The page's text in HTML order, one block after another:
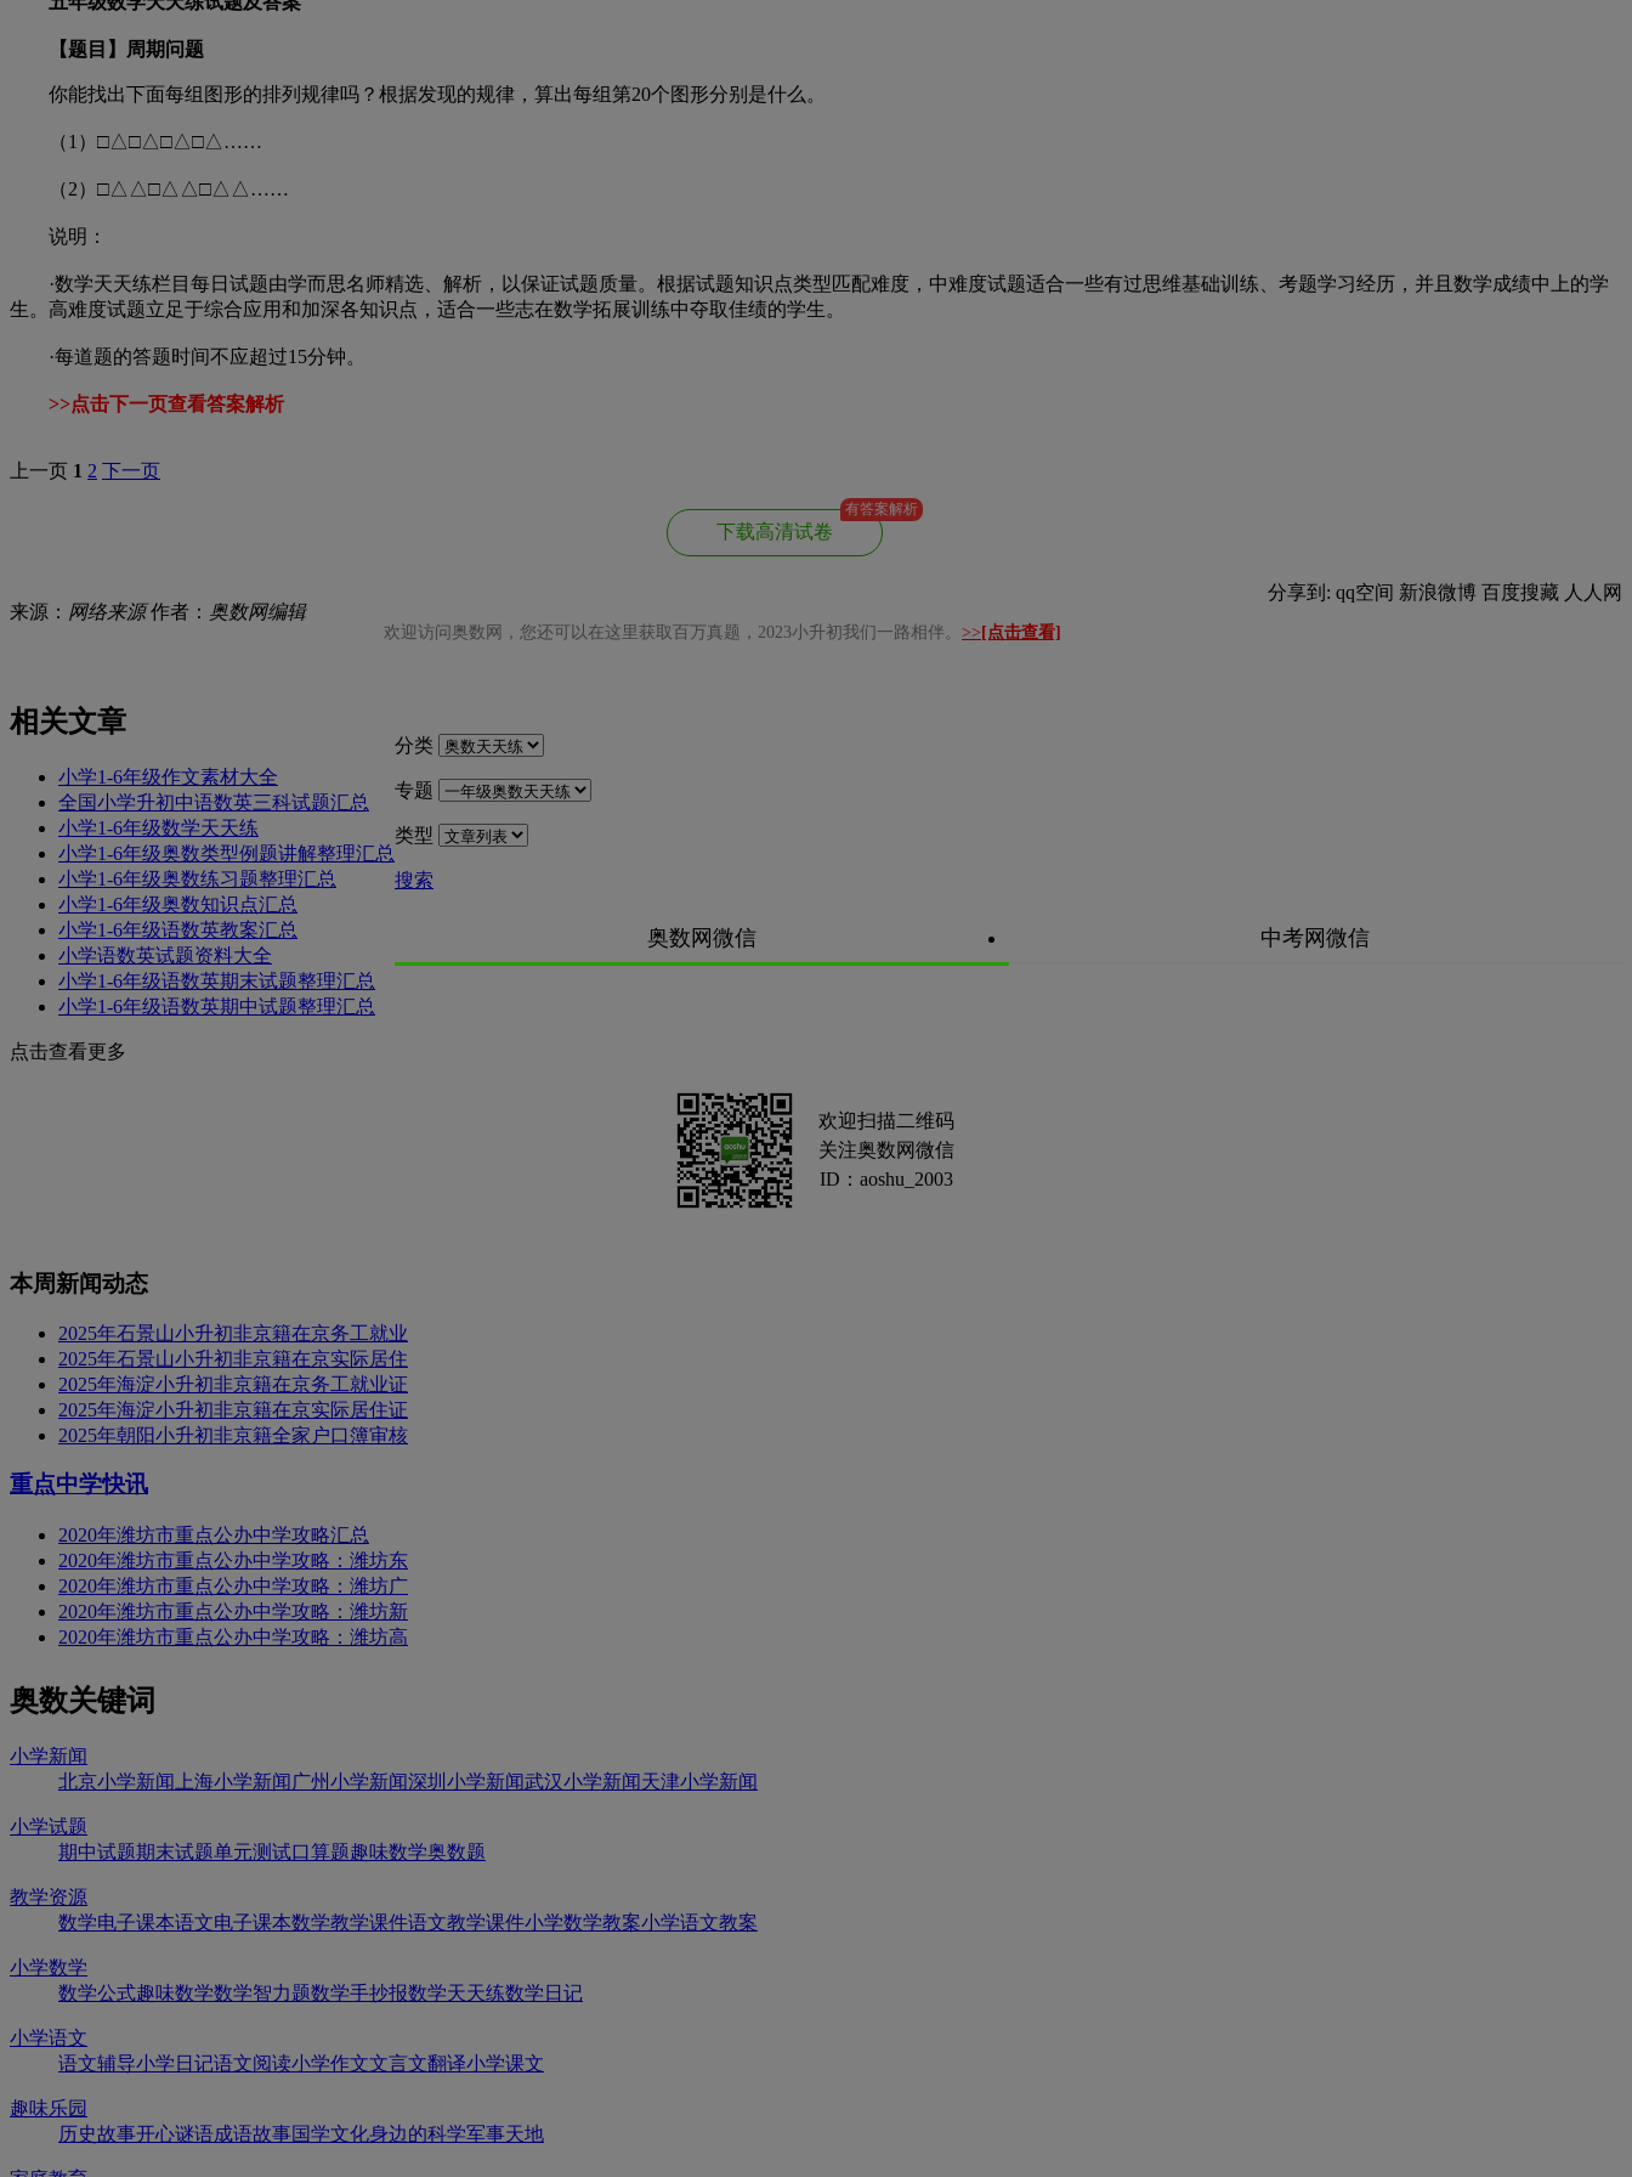
【题目】周期问题
你能找出下面每组图形的排列规律吗？根据发现的规律，算出每组第20个图形分别是什么。
（1）□△□△□△□△……
（2）□△△□△△□△△……
说明：
·数学天天练栏目每日试题由学而思名师精选、解析，以保证试题质量。根据试题知识点类型匹配难度，中难度试题适合一些有过思维基础训练、考题学习经历，并且数学成绩中上的学
生。高难度试题立足于综合应用和加深各知识点，适合一些志在数学拓展训练中夺取佳绩的学生。
·每道题的答题时间不应超过15分钟。
>>点击下一页查看答案解析
上一页 1 2 下一页
下载高清试卷
有答案解析
来源： 网络来源作者： 奥数网编辑
分享到: qq空间 新浪微博 百度搜藏 人人网
欢迎访问奥数网，您还可以在这里获取百万真题，2023小升初我们一路相伴。 >> [点击查看]
相关文章
小学1-6年级作文素材大全
全国小学升初中语数英三科试题汇总
小学1-6年级数学天天练
小学1-6年级奥数类型例题讲解整理汇总
小学1-6年级奥数练习题整理汇总
小学1-6年级奥数知识点汇总
小学1-6年级语数英教案汇总
小学语数英试题资料大全
小学1-6年级语数英期末试题整理汇总
小学1-6年级语数英期中试题整理汇总
点击查看更多
分类
专题
类型
搜索
奥数网微信 中考网微信
欢迎扫描二维码
关注奥数网微信
ID：aoshu_2003
本周新闻动态
2025年石景山小升初非京籍在京务工就业
2025年石景山小升初非京籍在京实际居住
2025年海淀小升初非京籍在京务工就业证
2025年海淀小升初非京籍在京实际居住证
2025年朝阳小升初非京籍全家户口簿审核
重点中学快讯
2020年潍坊市重点公办中学攻略汇总
2020年潍坊市重点公办中学攻略：潍坊东
2020年潍坊市重点公办中学攻略：潍坊广
2020年潍坊市重点公办中学攻略：潍坊新
2020年潍坊市重点公办中学攻略：潍坊高
奥数关键词
小学新闻
北京小学新闻
上海小学新闻 广州小学新闻深圳小学新闻武汉小学新闻 天津小学新闻
小学试题
期中试题期末试题单元测试口算题趣味数学奥数题
教学资源
数学电子课本语文电子课本数学教学课件语文教学课件小学数学教案小学语文教案
小学数学
数学公式趣味数学数学智力题数学手抄报数学天天练数学日记
小学语文
语文辅导小学日记语文阅读小学作文文言文翻译小学课文
趣味乐园
历史故事开心谜语成语故事国学文化身边的科学军事天地